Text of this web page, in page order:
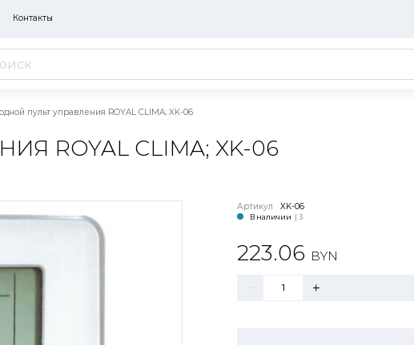
Контакты
пульт управления ROYAL CLIMA; XK-06
ROYAL CLIMA; XK-06
Артикул XK-06
В наличии | 3
223.06 BYN